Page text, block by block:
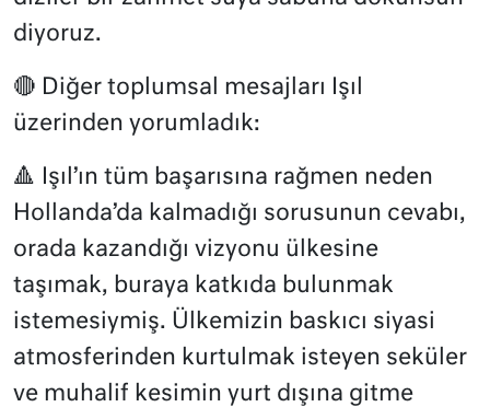
diyoruz.
🔴 Diğer toplumsal mesajları Işıl
üzerinden yorumladık:
🔺 Işıl’ın tüm başarısına rağmen neden
Hollanda’da kalmadığı sorusunun cevabı,
orada kazandığı vizyonu ülkesine
taşımak, buraya katkıda bulunmak
istemesiymiş. Ülkemizin baskıcı siyasi
atmosferinden kurtulmak isteyen seküler
ve muhalif kesimin yurt dışına gitme